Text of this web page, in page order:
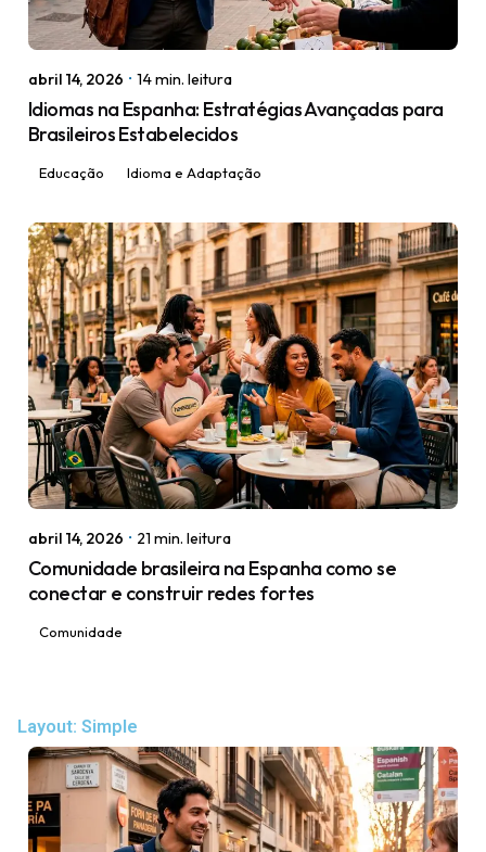
abril 14, 2026 14 min. leitura
Idiomas na Espanha: Estratégias Avançadas para
Brasileiros Estabelecidos
Educação Idioma e Adaptação
Posted by
igorodrigues.web@gmail.com
abril 14, 2026 21 min. leitura
Comunidade brasileira na Espanha como se
conectar e construir redes fortes
Comunidade
Layout: Simple